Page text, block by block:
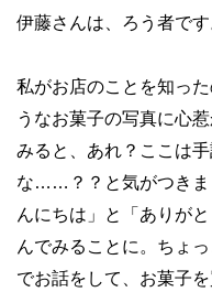
伊藤さんは、ろう者です
私がお店のことを知っ
うなお菓子の写真に心
みると、あれ？ここは
な……？？と気がつきま
んにちは」と「ありが
んでみることに。ちょ
でお話をして、お菓子を